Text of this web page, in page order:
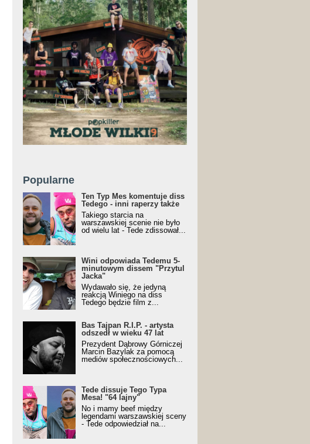
Popularne
Ten Typ Mes komentuje diss
Tedego - inni raperzy także
Takiego starcia na
warszawskiej scenie nie było
od wielu lat - Tede zdissował...
Wini odpowiada Tedemu 5-
minutowym dissem "Przytul
Jacka"
Wydawało się, że jedyną
reakcją Winiego na diss
Tedego będzie film z...
Bas Tajpan R.I.P. - artysta
odszedł w wieku 47 lat
Prezydent Dąbrowy Górniczej
Marcin Bazylak za pomocą
mediów społecznościowych...
Tede dissuje Tego Typa
Mesa! "64 lajny"
No i mamy beef między
legendami warszawskiej sceny
- Tede odpowiedział na...